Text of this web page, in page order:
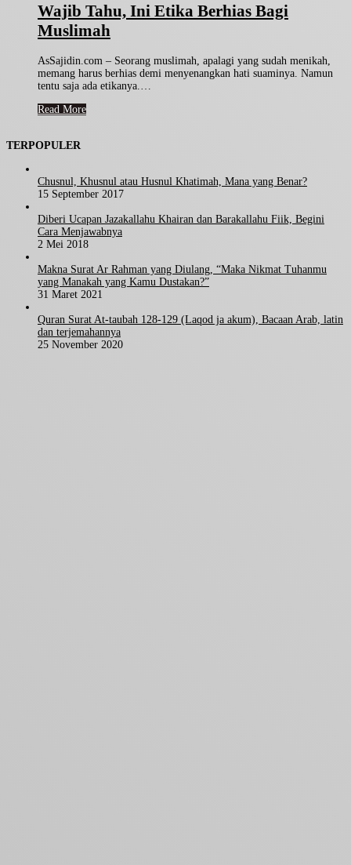
Wajib Tahu, Ini Etika Berhias Bagi
Muslimah
AsSajidin.com – Seorang muslimah, apalagi yang sudah menikah,
memang harus berhias demi menyenangkan hati suaminya. Namun
tentu saja ada etikanya.…
Read More
TERPOPULER
Chusnul, Khusnul atau Husnul Khatimah, Mana yang Benar?
15 September 2017
Diberi Ucapan Jazakallahu Khairan dan Barakallahu Fiik, Begini
Cara Menjawabnya
2 Mei 2018
Makna Surat Ar Rahman yang Diulang, “Maka Nikmat Tuhanmu
yang Manakah yang Kamu Dustakan?”
31 Maret 2021
Quran Surat At-taubah 128-129 (Laqod ja akum), Bacaan Arab, latin
dan terjemahannya
25 November 2020